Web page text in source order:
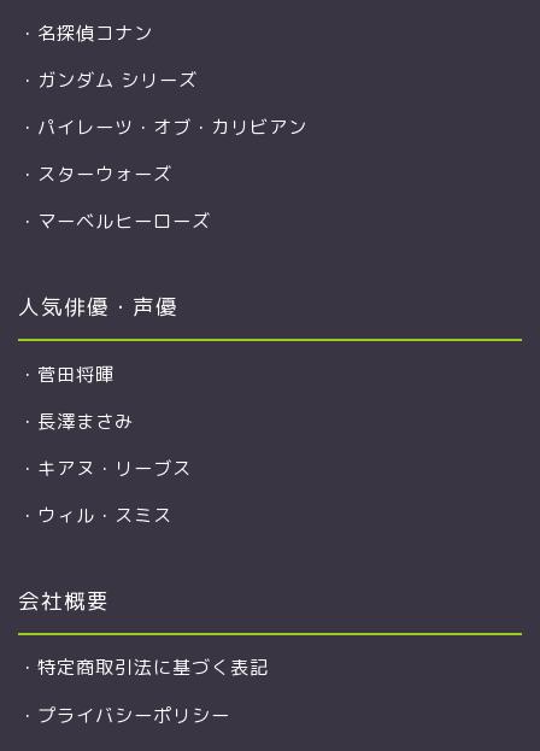
・ 名探偵コナン
・ ガンダム シリーズ
・ パイレーツ・オブ・カリビアン
・ スターウォーズ
・ マーベルヒーローズ
人気俳優・声優
・ 菅田将暉
・ 長澤まさみ
・ キアヌ・リーブス
・ ウィル・スミス
会社概要
・ 特定商取引法に基づく表記
・ プライバシーポリシー